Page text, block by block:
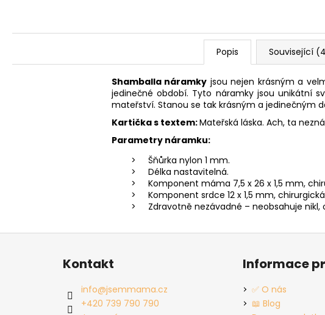
Popis Související
Shamballa náramky jsou nejen krásným a
jedinečné období. Tyto náramky jsou unikátní
mateřství. Stanou se tak krásným a jedinečným
Kartička s textem:Mateřská láska. Ach, ta
Parametry náramku:
Šňůrka nylon 1 mm.
Délka nastavitelná.
Komponent máma 7,5 x 26 x 1,5 mm,
Komponent srdce 12 x 1,5 mm,
Zdravotně nezávadné – neobsahuje
Z
Kontakt
info@jsemmama.cz
+420 739 790 790
Informace
✅ O nás
📖 Blog